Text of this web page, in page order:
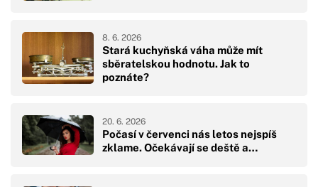
Stará kuchyňská váha může mít
sběratelskou hodnotu. Jak to
poznáte?
8. 6. 2026
Počasí v červenci nás letos nejspíš
zklame. Očekávají se deště a…
20. 6. 2026